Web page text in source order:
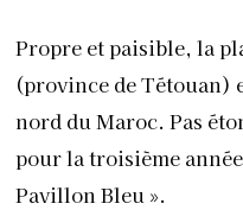
Propre et paisible, la
(province de Tétouan)
nord du Maroc. Pas
pour la troisième
Pavillon Bleu ».